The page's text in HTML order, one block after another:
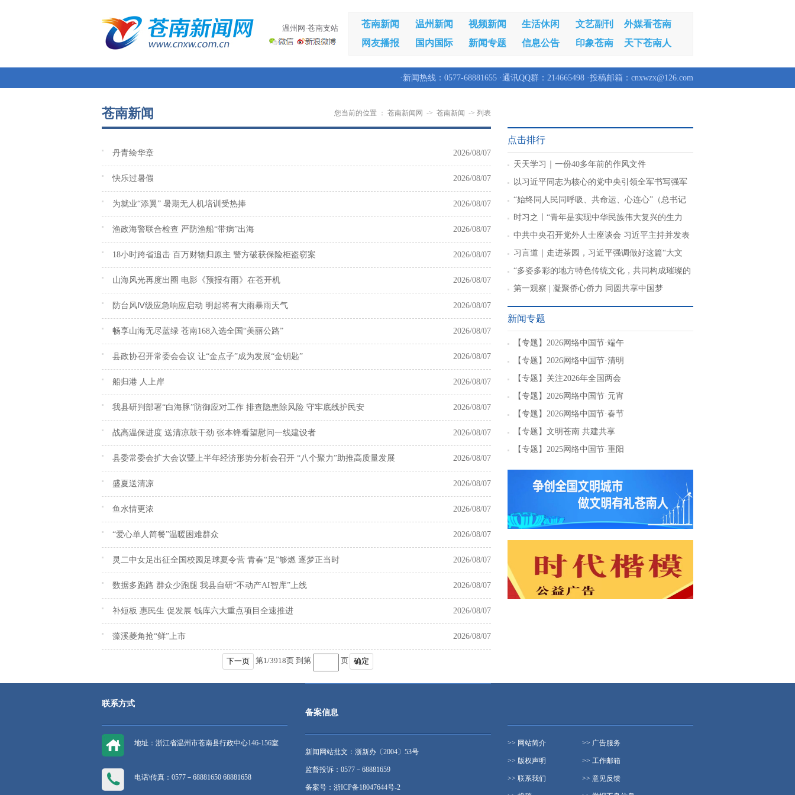
温州网·苍南支站 苍南新闻 温州新闻 视频新闻 生活休闲 文艺副刊
外媒看苍南
网友播报
国内国际 新闻专题 信息公告 印象苍南 天下苍南人
·新闻热线：0577-68881655 ·通讯QQ群：214665498 ·投稿邮箱：cnxwzx@126.com
您当前的位置 ： 苍南新闻网 -> 苍南新闻 -> 列表
苍南新闻
2026/08/07
丹青绘华章
2026/08/07
快乐过暑假
2026/08/07
为就业“添翼” 暑期无人机培训受热捧
2026/08/07
渔政海警联合检查 严防渔船“带病”出海
2026/08/07
18小时跨省追击 百万财物归原主 警方破获保险柜盗窃案
2026/08/07
山海风光再度出圈 电影《预报有雨》在苍开机
2026/08/07
防台风Ⅳ级应急响应启动 明起将有大雨暴雨天气
2026/08/07
畅享山海无尽蓝绿 苍南168入选全国“美丽公路”
2026/08/07
县政协召开常委会会议 让“金点子”成为发展“金钥匙”
2026/08/07
船归港 人上岸
2026/08/07
我县研判部署“白海豚”防御应对工作 排查隐患除风险 守牢底线护民安
2026/08/07
战高温保进度 送清凉鼓干劲 张本锋看望慰问一线建设者
2026/08/07
县委常委会扩大会议暨上半年经济形势分析会召开 “八个聚力”助推高质量发展
2026/08/07
盛夏送清凉
2026/08/07
鱼水情更浓
2026/08/07
“爱心单人简餐”温暖困难群众
2026/08/07
灵二中女足出征全国校园足球夏令营 青春“足”够燃 逐梦正当时
2026/08/07
数据多跑路 群众少跑腿 我县自研“不动产AI智库”上线
2026/08/07
补短板 惠民生 促发展 钱库六大重点项目全速推进
2026/08/07
藻溪菱角抢“鲜”上市
下一页 第1/3918页 到第 页 确定
点击排行
天天学习｜一份40多年前的作风文件
以习近平同志为核心的党中央引领全军书写强军
新篇章
“始终同人民同呼吸、共命运、心连心”（总书记
的人民情怀）
时习之丨“青年是实现中华民族伟大复兴的生力
军”
中共中央召开党外人士座谈会 习近平主持并发表
重要讲话
习言道｜走进茶园，习近平强调做好这篇“大文
章”
“多姿多彩的地方特色传统文化，共同构成璀璨的
中华文明”
第一观察 | 凝聚侨心侨力 同圆共享中国梦
新闻专题
【专题】2026网络中国节·端午
【专题】2026网络中国节·清明
【专题】关注2026年全国两会
【专题】2026网络中国节·元宵
【专题】2026网络中国节·春节
【专题】文明苍南 共建共享
【专题】2025网络中国节·重阳
联系方式
地址：浙江省温州市苍南县行政中心146-156室
电话\传真：0577－68881650 68881658
备案信息
新闻网站批文：浙新办〔2004〕53号
监督投诉：0577－68881659
备案号：浙ICP备18047644号-2
>> 网站简介 >> 广告服务
>> 版权声明 >> 工作邮箱
>> 联系我们 >> 意见反馈